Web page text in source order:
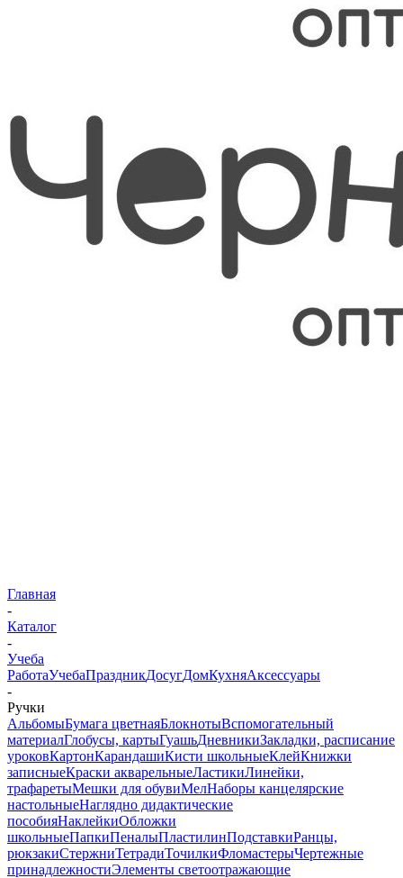
Главная
-
Каталог
-
Учеба
РаботаУчебаПраздникДосугДомКухняАксессуары
-
Ручки
АльбомыБумага цветнаяБлокнотыВспомогательный
материалГлобусы, картыГуашьДневникиЗакладки, расписание
уроковКартонКарандашиКисти школьныеКлейКнижки
записныеКраски акварельныеЛастикиЛинейки,
трафаретыМешки для обувиМелНаборы канцелярские
настольныеНаглядно дидактические
пособияНаклейкиОбложки
школьныеПапкиПеналыПластилинПодставкиРанцы,
рюкзакиСтержниТетрадиТочилкиФломастерыЧертежные
принадлежностиЭлементы светоотражающие